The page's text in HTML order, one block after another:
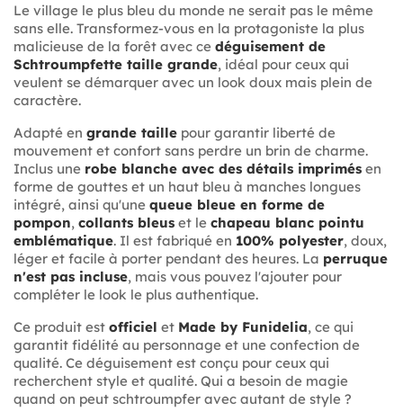
Le village le plus bleu du monde ne serait pas le même
sans elle. Transformez-vous en la protagoniste la plus
malicieuse de la forêt avec ce déguisement de
Schtroumpfette taille grande, idéal pour ceux qui
veulent se démarquer avec un look doux mais plein de
caractère.
Adapté en grande taille pour garantir liberté de
mouvement et confort sans perdre un brin de charme.
Inclus une robe blanche avec des détails imprimés en
forme de gouttes et un haut bleu à manches longues
intégré, ainsi qu'une queue bleue en forme de
pompon, collants bleus et le chapeau blanc pointu
emblématique. Il est fabriqué en 100% polyester, doux,
léger et facile à porter pendant des heures. La perruque
n'est pas incluse, mais vous pouvez l'ajouter pour
compléter le look le plus authentique.
Ce produit est officiel et Made by Funidelia, ce qui
garantit fidélité au personnage et une confection de
qualité. Ce déguisement est conçu pour ceux qui
recherchent style et qualité. Qui a besoin de magie
quand on peut schtroumpfer avec autant de style ?